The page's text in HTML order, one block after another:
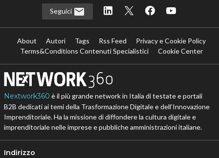
Seguici
About Autori Tags Rss Feed
Privacy e Cookie Policy
Terms&Conditions Contenuti Specialistici
Cookie Center
Nextwork360 è il più grande network in Italia di testate e portali
B2B dedicati ai temi della Trasformazione Digitale e dell’Innovazione
Imprenditoriale. Ha la missione di diffondere la cultura digitale e
imprenditoriale nelle imprese e pubbliche amministrazioni italiane.
Indirizzo